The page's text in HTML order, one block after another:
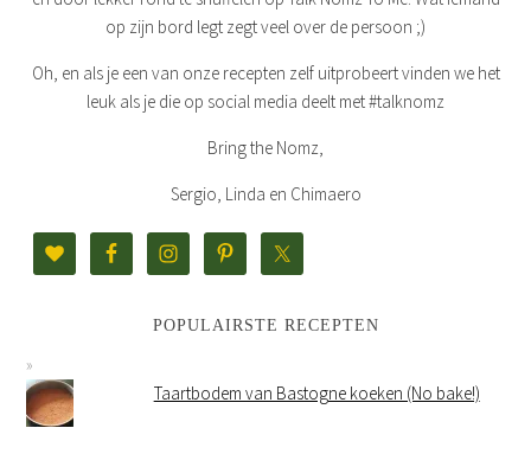
op zijn bord legt zegt veel over de persoon ;)
Oh, en als je een van onze recepten zelf uitprobeert vinden we het
leuk als je die op social media deelt met #talknomz
Bring the Nomz,
Sergio, Linda en Chimaero
POPULAIRSTE RECEPTEN
Taartbodem van Bastogne koeken (No bake!)